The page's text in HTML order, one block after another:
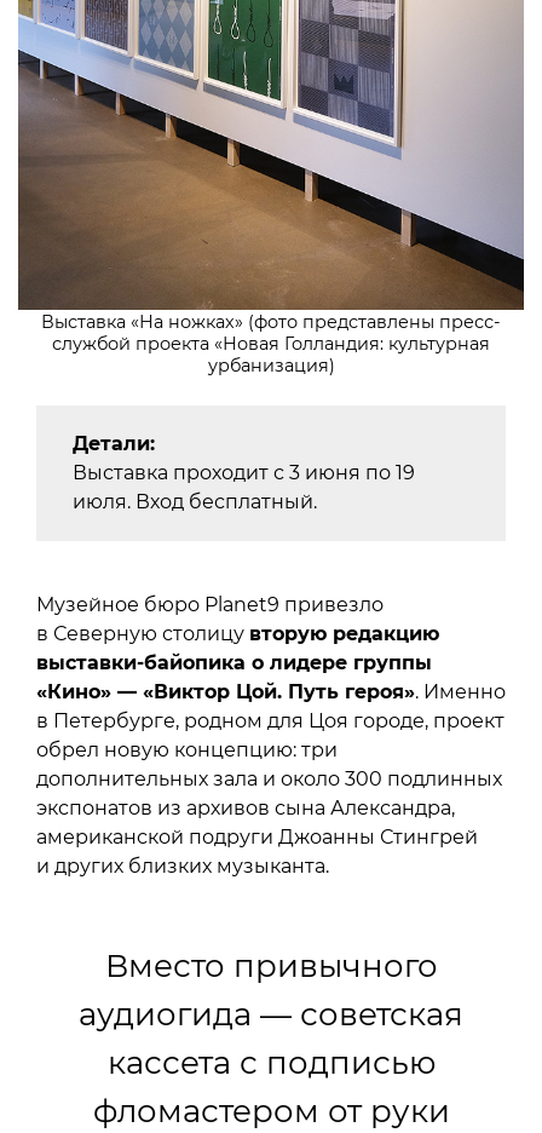
Выставка «На ножках» (фото представлены пресс-
службой проекта «Новая Голландия: культурная
урбанизация)
Детали:
Выставка проходит с 3 июня по 19
июля. Вход бесплатный.
Музейное бюро Planet9 привезло
в Северную столицу вторую редакцию
выставки-байопика о лидере группы
«Кино» — «Виктор Цой. Путь героя». Именно
в Петербурге, родном для Цоя городе, проект
обрел новую концепцию: три
дополнительных зала и около 300 подлинных
экспонатов из архивов сына Александра,
американской подруги Джоанны Стингрей
и других близких музыканта.
Вместо привычного
аудиогида — советская
кассета с подписью
фломастером от руки